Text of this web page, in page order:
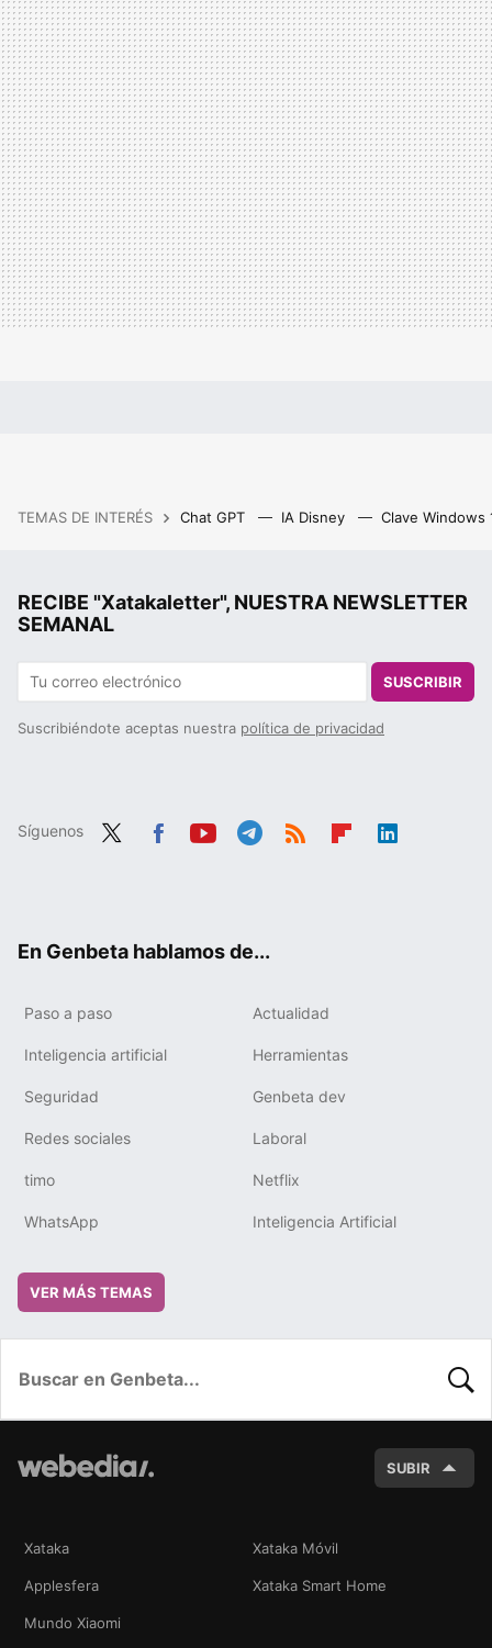
TEMAS DE INTERÉS Chat GPT IA Disney Clave Windows
RECIBE "Xatakaletter", NUESTRA NEWSLETTER
SEMANAL
SUSCRIBIR
Suscribiéndote aceptas nuestra política de privacidad
Síguenos
En Genbeta hablamos de...
Paso a paso Actualidad
Inteligencia artificial Herramientas
Seguridad Genbeta dev
Redes sociales Laboral
timo Netflix
WhatsApp Inteligencia Artificial
VER MÁS TEMAS
SUBIR
Xataka Xataka Móvil
Applesfera Xataka Smart Home
Mundo Xiaomi